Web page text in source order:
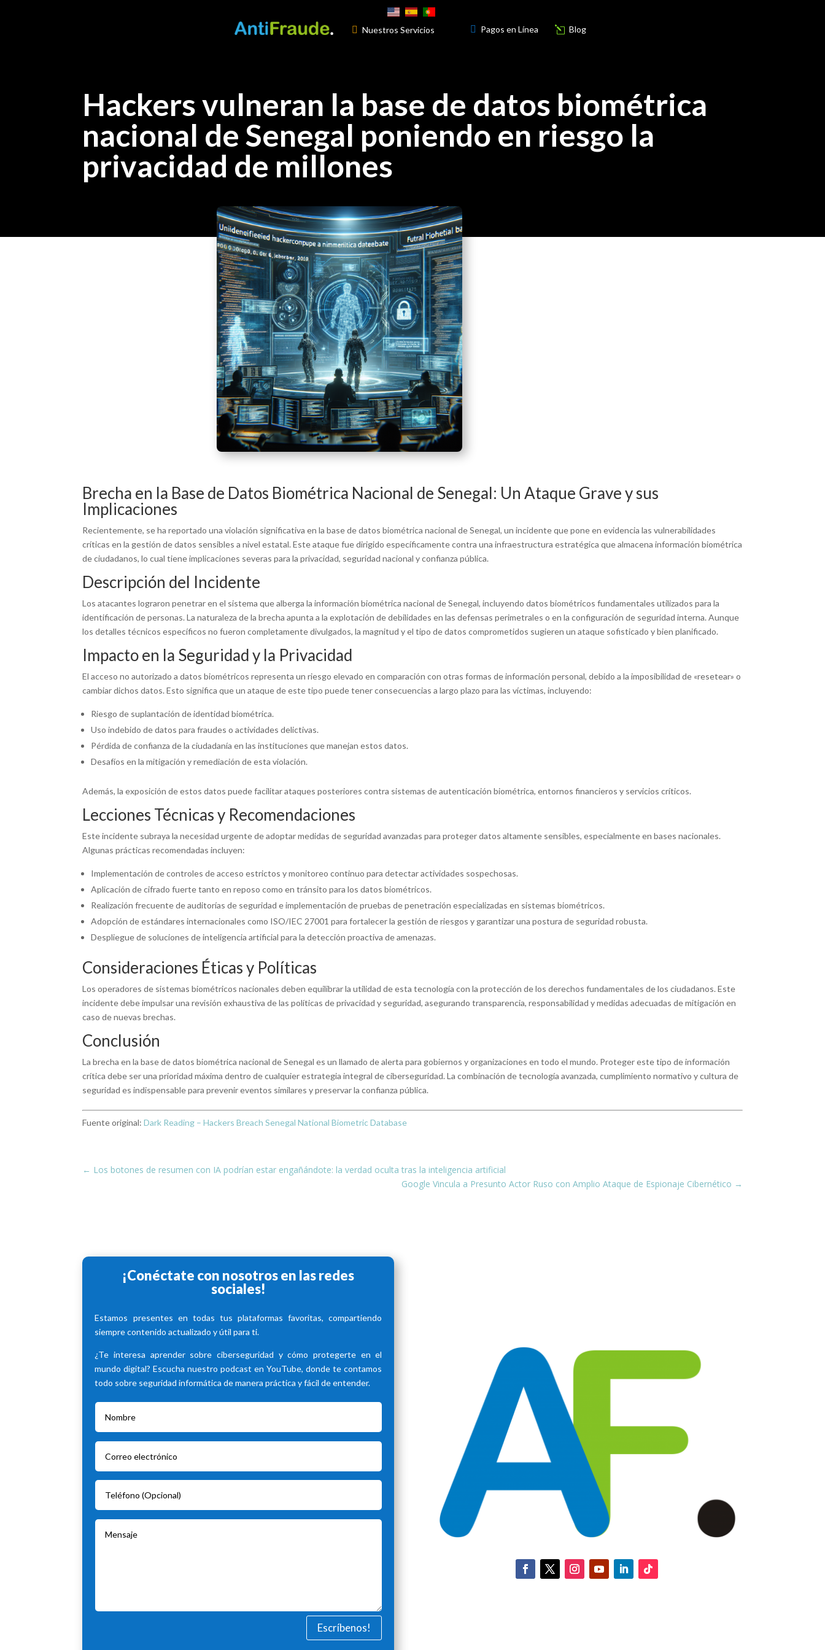
 Nuestros Servicios  Pagos en Línea l Blog
Hackers vulneran la base de datos biométrica
nacional de Senegal poniendo en riesgo la
privacidad de millones
Brecha en la Base de Datos Biométrica Nacional de Senegal: Un Ataque Grave y sus
Implicaciones
Recientemente, se ha reportado una violación significativa en la base de datos biométrica nacional de Senegal, un incidente que pone en evidencia las vulnerabilidades
críticas en la gestión de datos sensibles a nivel estatal. Este ataque fue dirigido específicamente contra una infraestructura estratégica que almacena información biométrica
de ciudadanos, lo cual tiene implicaciones severas para la privacidad, seguridad nacional y confianza pública.
Descripción del Incidente
Los atacantes lograron penetrar en el sistema que alberga la información biométrica nacional de Senegal, incluyendo datos biométricos fundamentales utilizados para la
identificación de personas. La naturaleza de la brecha apunta a la explotación de debilidades en las defensas perimetrales o en la configuración de seguridad interna. Aunque
los detalles técnicos específicos no fueron completamente divulgados, la magnitud y el tipo de datos comprometidos sugieren un ataque sofisticado y bien planificado.
Impacto en la Seguridad y la Privacidad
El acceso no autorizado a datos biométricos representa un riesgo elevado en comparación con otras formas de información personal, debido a la imposibilidad de «resetear» o
cambiar dichos datos. Esto significa que un ataque de este tipo puede tener consecuencias a largo plazo para las víctimas, incluyendo:
Riesgo de suplantación de identidad biométrica.
Uso indebido de datos para fraudes o actividades delictivas.
Pérdida de confianza de la ciudadanía en las instituciones que manejan estos datos.
Desafíos en la mitigación y remediación de esta violación.
Además, la exposición de estos datos puede facilitar ataques posteriores contra sistemas de autenticación biométrica, entornos financieros y servicios críticos.
Lecciones Técnicas y Recomendaciones
Este incidente subraya la necesidad urgente de adoptar medidas de seguridad avanzadas para proteger datos altamente sensibles, especialmente en bases nacionales.
Algunas prácticas recomendadas incluyen:
Implementación de controles de acceso estrictos y monitoreo continuo para detectar actividades sospechosas.
Aplicación de cifrado fuerte tanto en reposo como en tránsito para los datos biométricos.
Realización frecuente de auditorías de seguridad e implementación de pruebas de penetración especializadas en sistemas biométricos.
Adopción de estándares internacionales como ISO/IEC 27001 para fortalecer la gestión de riesgos y garantizar una postura de seguridad robusta.
Despliegue de soluciones de inteligencia artificial para la detección proactiva de amenazas.
Consideraciones Éticas y Políticas
Los operadores de sistemas biométricos nacionales deben equilibrar la utilidad de esta tecnología con la protección de los derechos fundamentales de los ciudadanos. Este
incidente debe impulsar una revisión exhaustiva de las políticas de privacidad y seguridad, asegurando transparencia, responsabilidad y medidas adecuadas de mitigación en
caso de nuevas brechas.
Conclusión
La brecha en la base de datos biométrica nacional de Senegal es un llamado de alerta para gobiernos y organizaciones en todo el mundo. Proteger este tipo de información
crítica debe ser una prioridad máxima dentro de cualquier estrategia integral de ciberseguridad. La combinación de tecnología avanzada, cumplimiento normativo y cultura de
seguridad es indispensable para prevenir eventos similares y preservar la confianza pública.
Fuente original:Dark Reading – Hackers Breach Senegal National Biometric Database
← Los botones de resumen con IA podrían estar engañándote: la verdad oculta tras la inteligencia artificial
Google Vincula a Presunto Actor Ruso con Amplio Ataque de Espionaje Cibernético →
¡Conéctate con nosotros en las redes
sociales!
Estamos presentes en todas tus plataformas favoritas, compartiendo
siempre contenido actualizado y útil para ti.
¿Te interesa aprender sobre ciberseguridad y cómo protegerte en el
mundo digital? Escucha nuestro podcast en YouTube, donde te contamos
todo sobre seguridad informática de manera práctica y fácil de entender.
Escríbenos!